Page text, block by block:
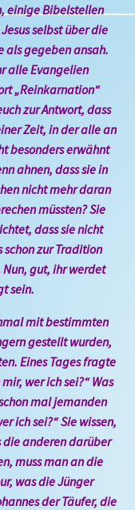
einige Bibelstellen
selbst über die
als gegeben ansah.
alle Evangelien
„Reinkarnation“
zur Antwort, dass
Zeit, in der alle an
besonders erwähnt
ahnen, dass sie in
nicht mehr daran
müssten? Sie
dass sie nicht
zur Tradition
gut, ihr werdet
sein.
mit bestimmten
gestellt wurden,
Eines Tages fragte
wer ich sei?“ Was
mal jemanden
ich sei?“ Sie wissen,
die anderen darüber
muss man an die
was die Jünger
der Täufer, die